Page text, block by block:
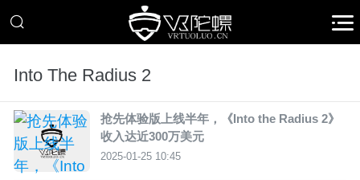
Into The Radius 2
抢先体验版上线半年，《Into the Radius 2》
收入达近300万美元
2025-01-25 10:45